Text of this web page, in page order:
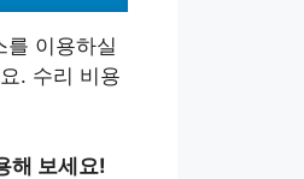
이용하실
. 수리 비용
해 보세요!